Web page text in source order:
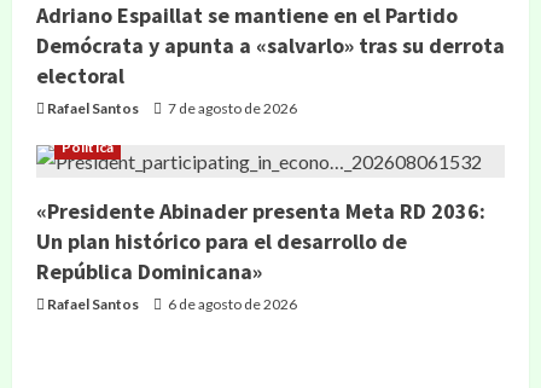
Adriano Espaillat se mantiene en el Partido
Demócrata y apunta a «salvarlo» tras su derrota
electoral
Rafael Santos 7 de agosto de 2026
Política
«Presidente Abinader presenta Meta RD 2036:
Un plan histórico para el desarrollo de
República Dominicana»
Rafael Santos 6 de agosto de 2026